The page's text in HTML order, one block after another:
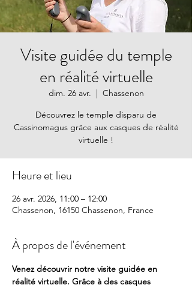
Visite guidée du temple
en réalité virtuelle
dim. 26 avr.
  |
Chassenon
Découvrez le temple disparu de
Cassinomagus grâce aux casques de réalité
virtuelle !
Heure et lieu
26 avr. 2026, 11:00 – 12:00
Chassenon, 16150 Chassenon, France
À propos de l'événement
Venez découvrir notre visite guidée en
réalité virtuelle. Grâce à des casques